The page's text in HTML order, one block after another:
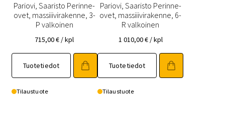
Pariovi, Saaristo Perinne-
ovet, massiiivirakenne, 3-
P valkoinen
715,00€ / kpl
Tuotetiedot
Tällä
tuotteella
on
useampi
Tilaustuote
Pariovi, Saaristo Perinne-
ovet, massiiivirakenne, 6-
R valkoinen
1 010,00€ / kpl
Tuotetiedot
Tällä
tuotteella
on
useampi
Tilaustuote